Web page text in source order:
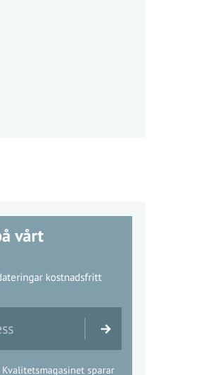
vårt
kostnadsfritt
sparar